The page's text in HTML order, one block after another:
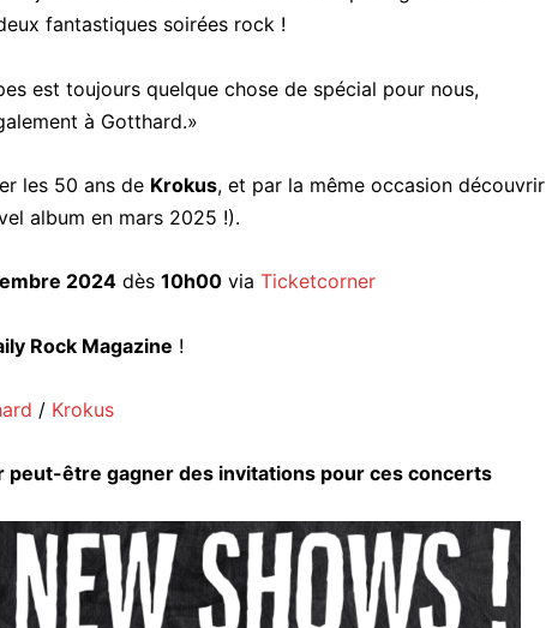
fantastiques soirées rock !
est toujours quelque chose de spécial pour nous,
à Gotthard.»
les 50 ans de Krokus, et par la même occasion découvrir
album en mars 2025 !).
2024 dès 10h00 via Ticketcorner
Rock Magazine !
/ Krokus
peut-être gagner des invitations pour ces concerts